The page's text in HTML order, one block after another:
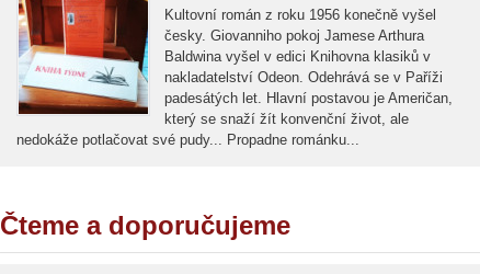
Kultovní román z roku 1956 konečně vyšel
česky. Giovanniho pokoj Jamese Arthura
Baldwina vyšel v edici Knihovna klasiků v
nakladatelství Odeon. Odehrává se v Paříži
padesátých let. Hlavní postavou je Američan,
který se snaží žít konvenční život, ale
nedokáže potlačovat své pudy... Propadne románku...
Čteme a doporučujeme